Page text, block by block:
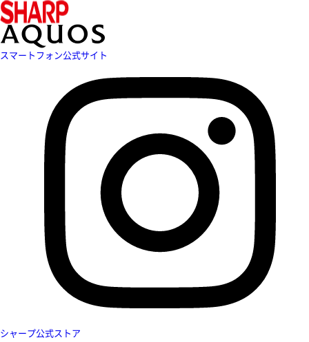
スマートフォン公式サイト
シャープ公式ストア